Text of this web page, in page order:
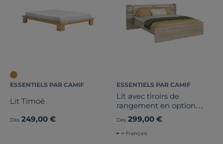
ESSENTIELS PAR CAMIF
Lit Timoé
Dès 249,00 €
ESSENTIELS PAR CAMIF
Lit avec tiroirs de
rangement en option
Palmyre
Dès 299,00 €
Français
Bois massif
Largeur